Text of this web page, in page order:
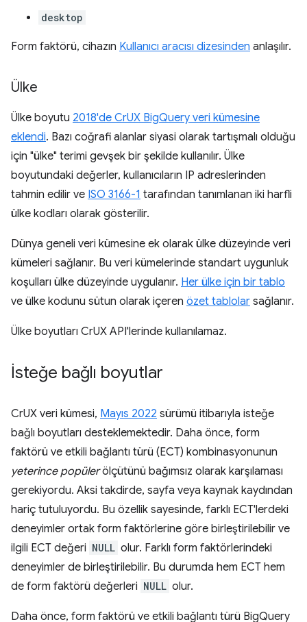
desktop
Form faktörü, cihazın Kullanıcı aracısı dizesinden anlaşılır.
Ülke
Ülke boyutu 2018'de CrUX BigQuery veri kümesine
eklendi. Bazı coğrafi alanlar siyasi olarak tartışmalı olduğu
için "ülke" terimi gevşek bir şekilde kullanılır. Ülke
boyutundaki değerler, kullanıcıların IP adreslerinden
tahmin edilir ve ISO 3166-1 tarafından tanımlanan iki harfli
ülke kodları olarak gösterilir.
Dünya geneli veri kümesine ek olarak ülke düzeyinde veri
kümeleri sağlanır. Bu veri kümelerinde standart uygunluk
koşulları ülke düzeyinde uygulanır. Her ülke için bir tablo
ve ülke kodunu sütun olarak içeren özet tablolar sağlanır.
Ülke boyutları CrUX API'lerinde kullanılamaz.
İsteğe bağlı boyutlar
CrUX veri kümesi, Mayıs 2022 sürümü itibarıyla isteğe
bağlı boyutları desteklemektedir. Daha önce, form
faktörü ve etkili bağlantı türü (ECT) kombinasyonunun
yeterince popülerölçütünü bağımsız olarak karşılaması
gerekiyordu. Aksi takdirde, sayfa veya kaynak kaydından
hariç tutuluyordu. Bu özellik sayesinde, farklı ECT'lerdeki
deneyimler ortak form faktörlerine göre birleştirilebilir ve
ilgili ECT değeri NULL olur. Farklı form faktörlerindeki
deneyimler de birleştirilebilir. Bu durumda hem ECT hem
de form faktörü değerleri NULL olur.
Daha önce, form faktörü ve etkili bağlantı türü BigQuery